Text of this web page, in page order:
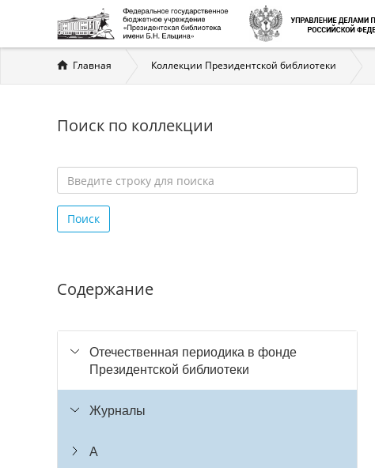
Вы
здесь
Главная Коллекции Президентской библиотеки
Поиск по коллекции
строку
для
Поиск
Содержание
Отечественная периодика в фонде
Президентской библиотеки
Журналы
А